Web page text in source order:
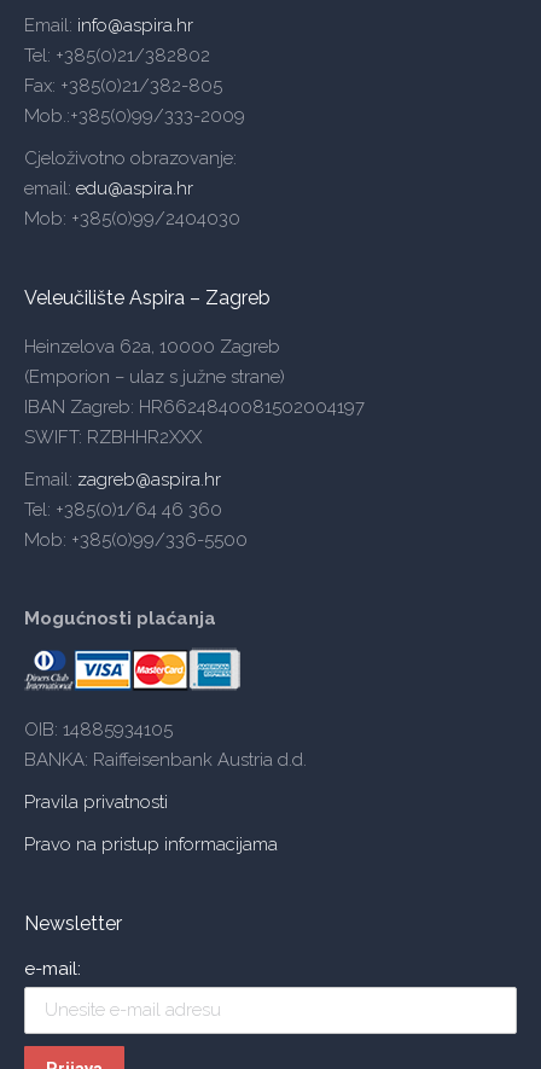
Email: info@aspira.hr
Tel: +385(0)21/382802
Fax: +385(0)21/382-805
Mob.:+385(0)99/333-2009
Cjeloživotno obrazovanje:
email: edu@aspira.hr
Mob: +385(0)99/2404030
Veleučilište Aspira – Zagreb
Heinzelova 62a, 10000 Zagreb
(Emporion – ulaz s južne strane)
IBAN Zagreb: HR6624840081502004197
SWIFT: RZBHHR2XXX
Email: zagreb@aspira.hr
Tel: +385(0)1/64 46 360
Mob: +385(0)99/336-5500
Mogućnosti plaćanja
OIB: 14885934105
BANKA: Raiffeisenbank Austria d.d.
Pravila privatnosti
Pravo na pristup informacijama
Newsletter
e-mail: